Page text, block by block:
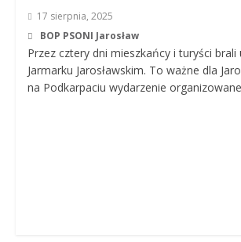
17 sierpnia, 2025
BOP PSONI Jarosław
Przez cztery dni mieszkańcy i turyści brali
Jarmarku Jarosławskim. To ważne dla
na Podkarpaciu wydarzenie